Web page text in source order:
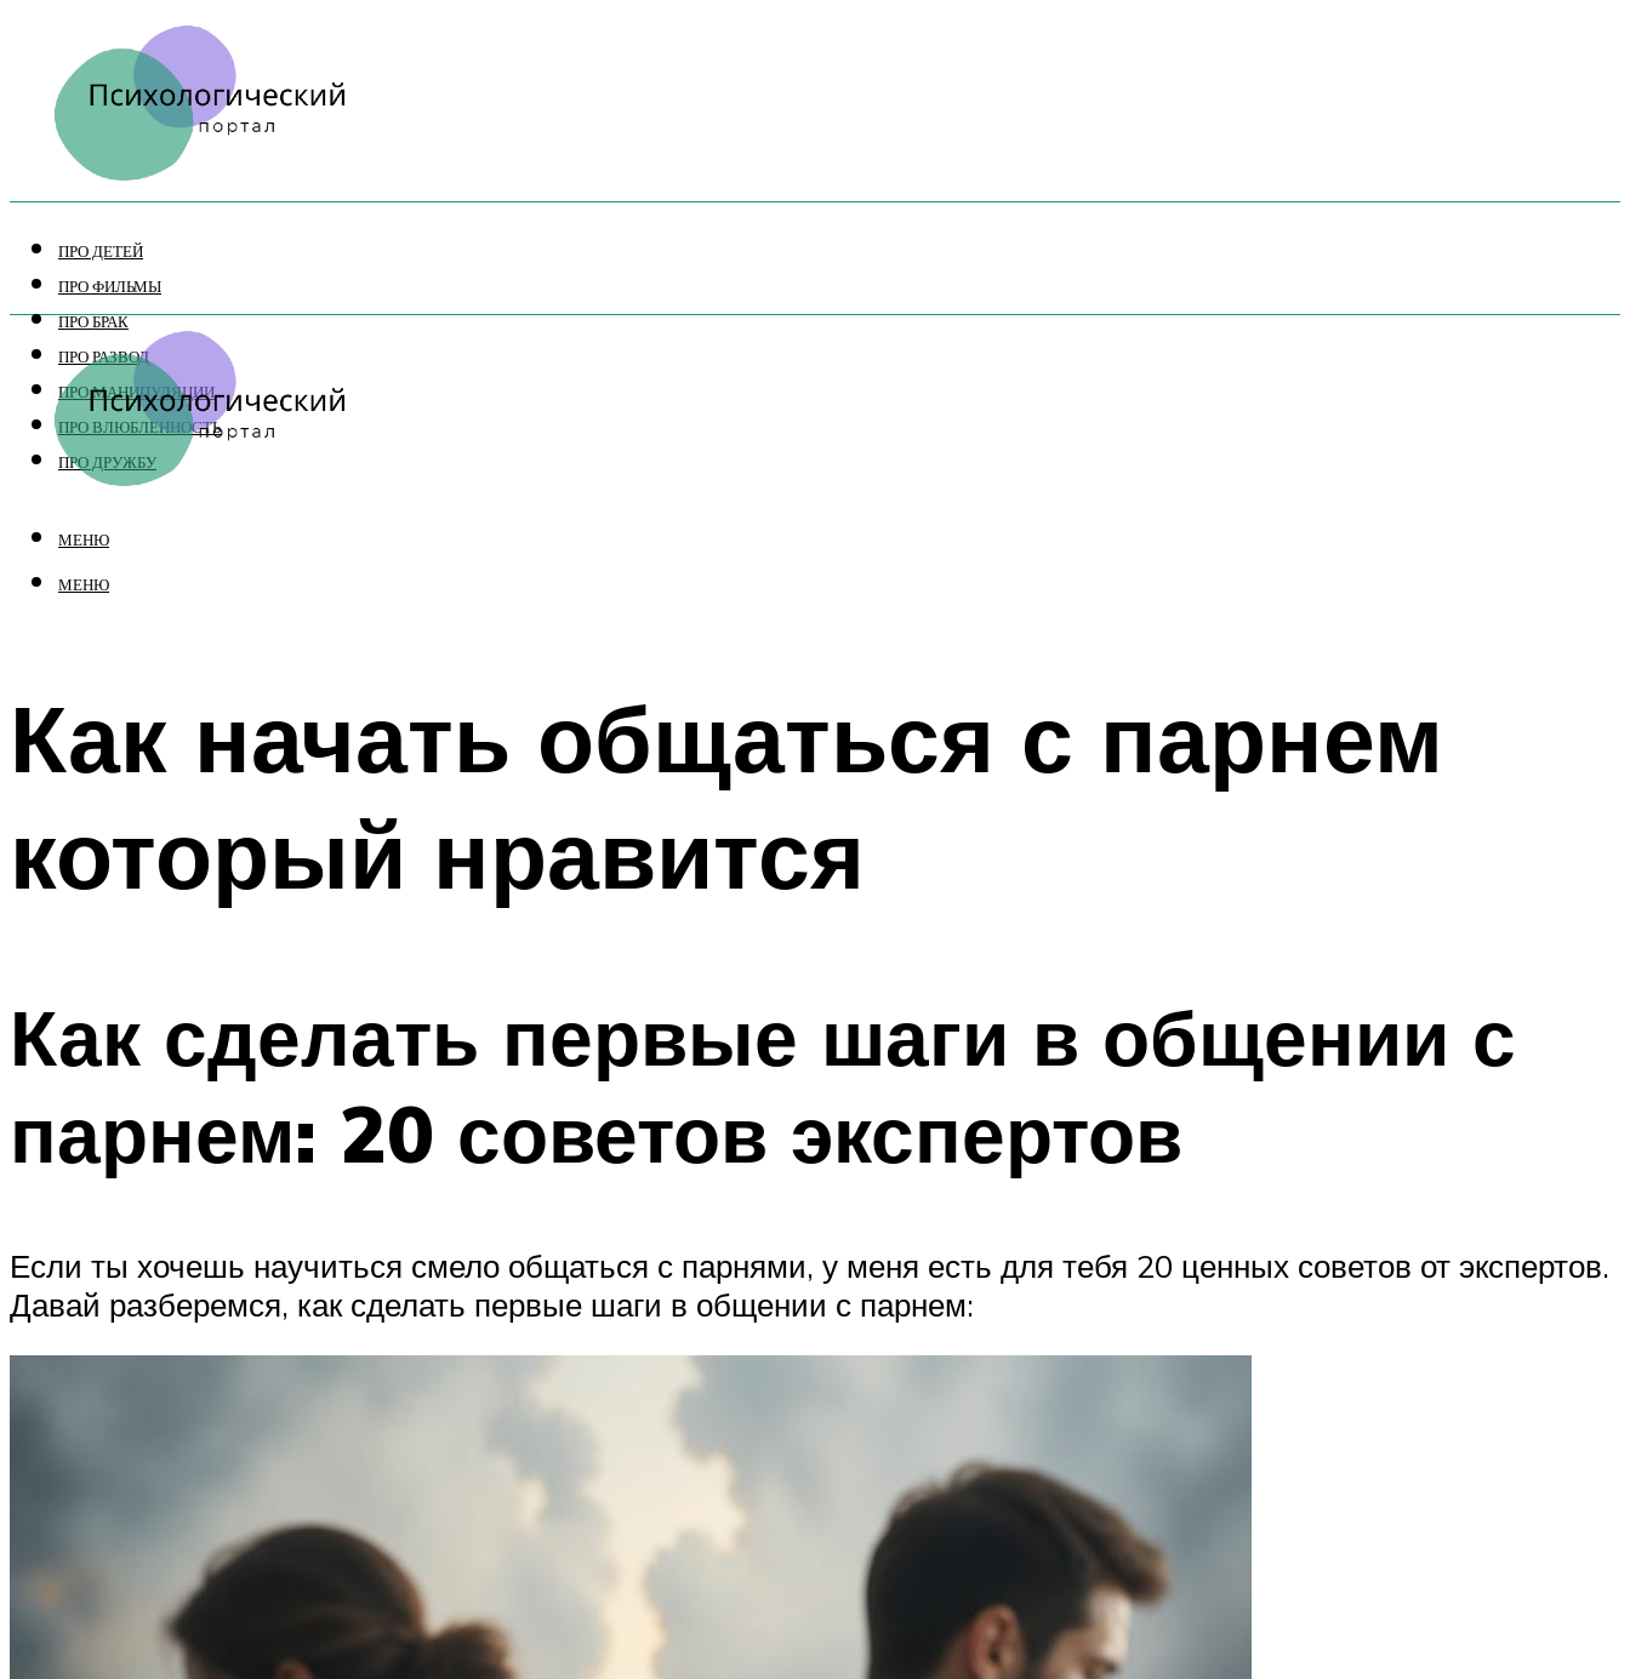
ПРО ДЕТЕЙ
ПРО ФИЛЬМЫ
ПРО БРАК
ПРО РАЗВОД
ПРО МАНИПУЛЯЦИИ
ПРО ВЛЮБЛЕННОСТЬ
ПРО ДРУЖБУ
МЕНЮ
МЕНЮ
Как начать общаться с парнем
который нравится
Как сделать первые шаги в общении с
парнем: 20 советов экспертов
Если ты хочешь научиться смело общаться с парнями, у меня есть для тебя 20 ценных советов от экспертов.
Давай разберемся, как сделать первые шаги в общении с парнем: